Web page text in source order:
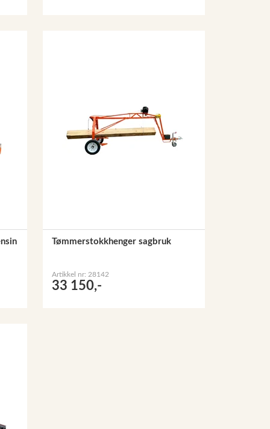
Tømmerstokkhenger sagbruk
Artikkel nr: 28142
33 150,-